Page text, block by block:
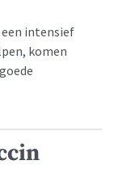
intensief
komen